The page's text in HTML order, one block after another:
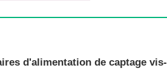
d'alimentation de captage